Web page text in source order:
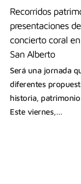
Recorridos
presentaciones
concierto coral
San Alberto
Será una jornada
diferentes
historia,
Este viernes,…